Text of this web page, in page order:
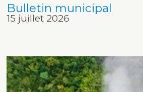
Bulletin municipal
15 juillet 2026